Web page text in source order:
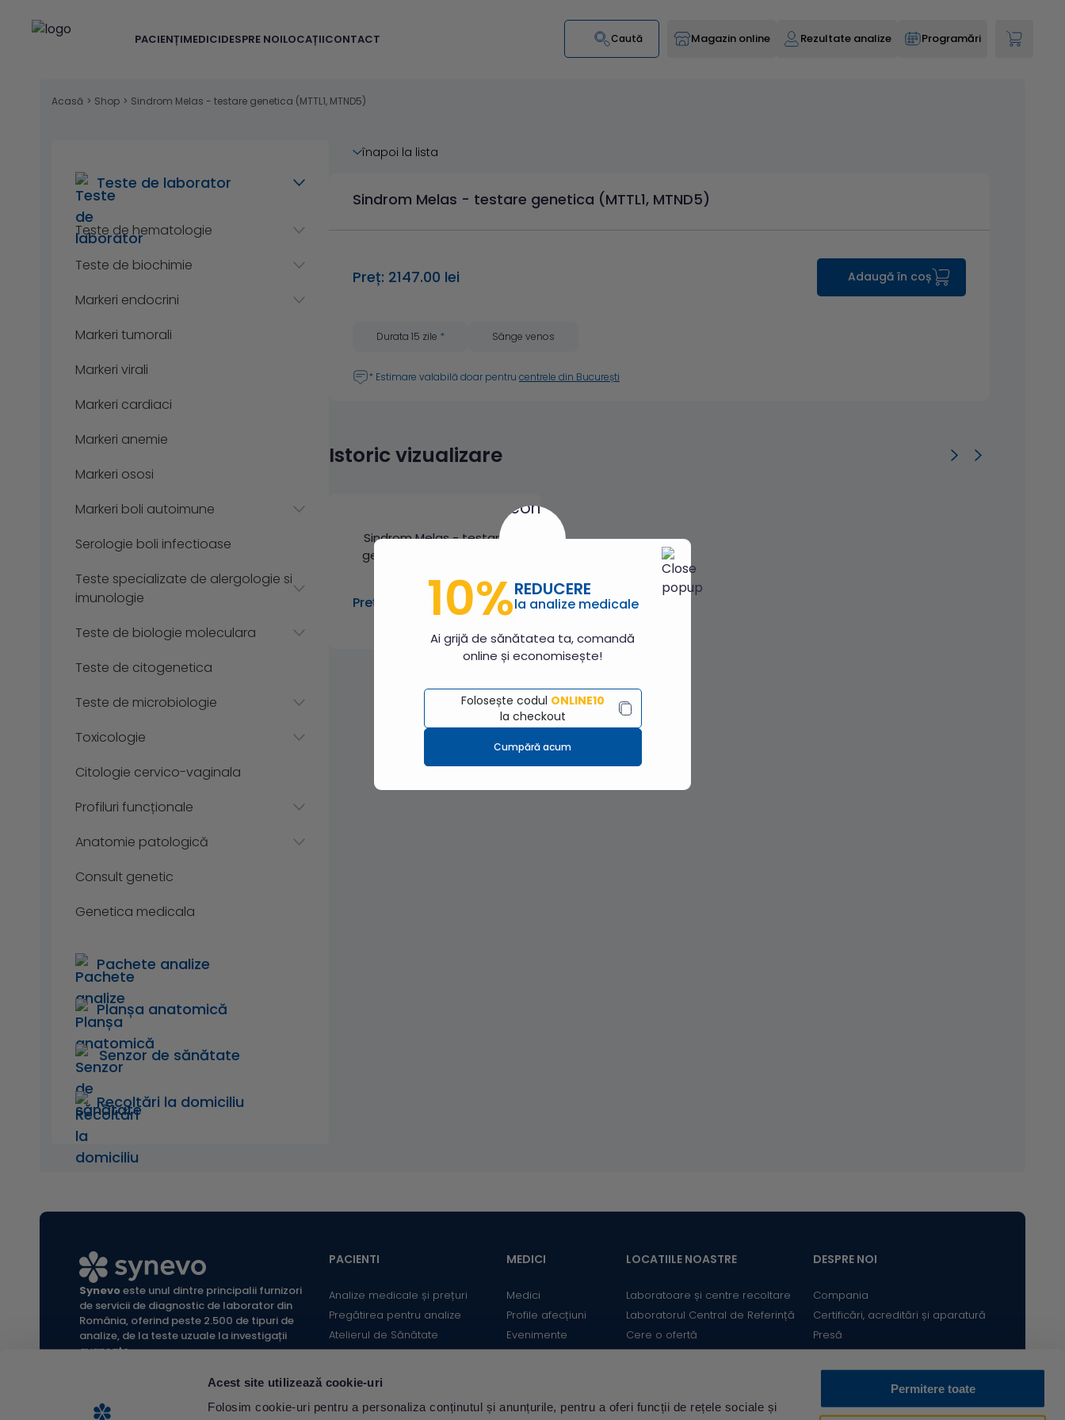
Acest site utilizează cookie-uri
Folosim cookie-uri pentru a personaliza conținutul și anunțurile, pentru a oferi funcții de rețele sociale și
Permitere toate
PACIENȚIMEDICIDESPRE NOILOCAȚIICONTACT Caută Magazin online Rezultate analize Programări
Acasă > Shop > Sindrom Melas - testare genetica (MTTL1, MTND5)
Teste de laborator
Teste de hematologie
Teste de biochimie
Markeri endocrini
Markeri tumorali
Markeri virali
Markeri cardiaci
Markeri anemie
Markeri ososi
Markeri boli autoimune
Serologie boli infectioase
Teste specializate de alergologie si
imunologie
Teste de biologie moleculara
Teste de citogenetica
Teste de microbiologie
Toxicologie
Citologie cervico-vaginala
Profiluri funcționale
Anatomie patologică
Consult genetic
Genetica medicala
Pachete analize
Planșa anatomică
Senzor de sănătate
Recoltări la domiciliu
înapoi la lista
Sindrom Melas - testare genetica (MTTL1, MTND5)
Preț: 2147.00 lei Adaugă în coș
Durata 15 zile * Sânge venos
* Estimare valabilă doar pentru centrele din București
Istoric vizualizare
Sindrom Melas - testare
genetica (MTTL1, MTND5)
Preț: 2147.00 lei
Synevoeste unul dintre principalii furnizori
de servicii de diagnostic de laborator din
România, oferind peste 2.500 de tipuri de
analize, de la teste uzuale la investigații
avansate.
Termeni și condiții website |
PACIENTI
Analize medicale și prețuri
Pregătirea pentru analize
Atelierul de Sănătate
Informații utile
Locații
MEDICI
Medici
Profile afecțiuni
Evenimente
Informații medicale
LOCATIILE NOASTRE
Laboratoare și centre recoltare
Laboratorul Central de Referință
Cere o ofertă
Contact
DESPRE NOI
Compania
Certificări, acreditări și aparatură
Presă
Satisfacția Clientului
Cariere
Descarcă din Acum pe
10%REDUCERE
la analize medicale
Ai grijă de sănătatea ta, comandă
online și economisește!
Folosește codul ONLINE10
la checkout
Cumpără acum
Bine ai revenit! Sunt